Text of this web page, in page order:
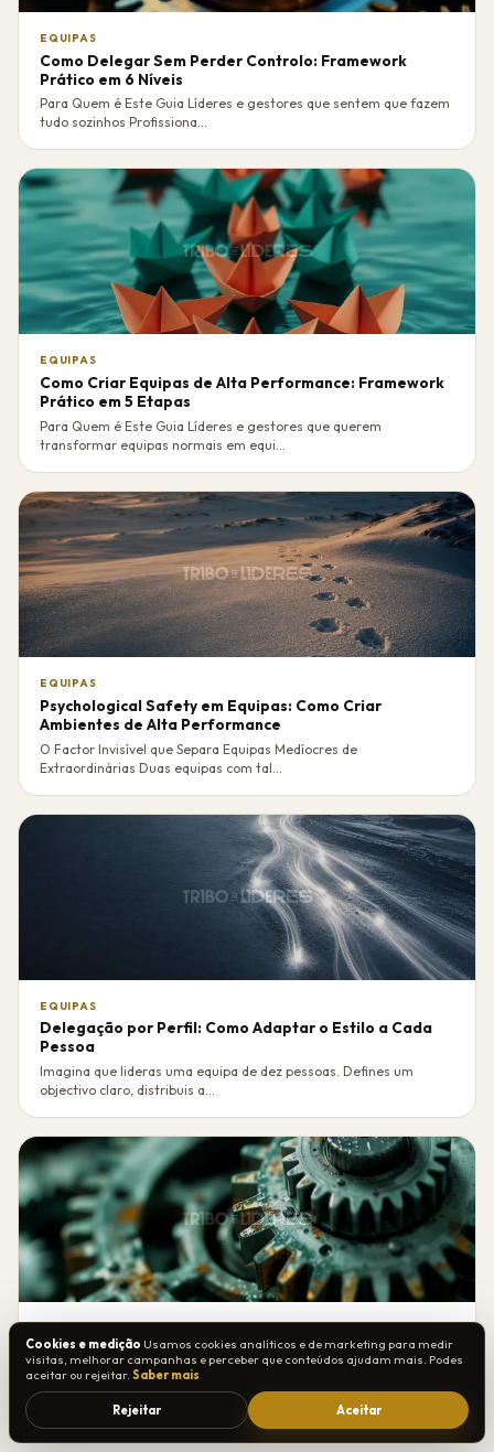
EQUIPAS
Como Delegar Sem Perder Controlo: Framework
Prático em 6 Níveis
Para Quem é Este Guia Líderes e gestores que sentem que fazem
tudo sozinhos Profissiona...
EQUIPAS
Como Criar Equipas de Alta Performance: Framework
Prático em 5 Etapas
Para Quem é Este Guia Líderes e gestores que querem
transformar equipas normais em equi...
EQUIPAS
Psychological Safety em Equipas: Como Criar
Ambientes de Alta Performance
O Factor Invisível que Separa Equipas Medíocres de
Extraordinárias Duas equipas com tal...
EQUIPAS
Delegação por Perfil: Como Adaptar o Estilo a Cada
Pessoa
Imagina que lideras uma equipa de dez pessoas. Defines um
objectivo claro, distribuis a...
Como Identificar e Desenvolver Talentos Ocultos na
sua Equipa
Guia prático sobre Como Identificar e Desenvolver Talentos
Ocultos na sua Equipa, com f...
Cookies e medição Usamos cookies analíticos e de marketing para medir
visitas, melhorar campanhas e perceber que conteúdos ajudam mais. Podes
aceitar ou rejeitar.Saber mais
Rejeitar Aceitar